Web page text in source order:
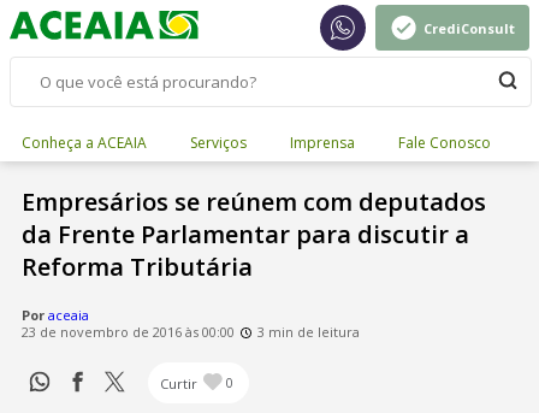
CrediConsult
Conheça a ACEAIA Serviços Imprensa Fale Conosco
Empresários se reúnem com deputados
da Frente Parlamentar para discutir a
Reforma Tributária
Por aceaia
23 de novembro de 2016 às 00:00
3 min de leitura
Curtir 0